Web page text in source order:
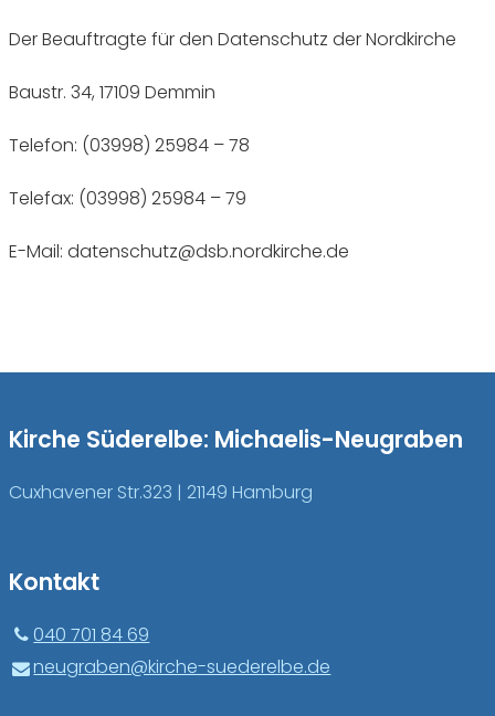
Der Beauftragte für den Datenschutz der Nordkirche
Baustr. 34, 17109 Demmin
Telefon: (03998) 25984 – 78
Telefax: (03998) 25984 – 79
E-Mail: datenschutz@dsb.nordkirche.de
Kirche Süderelbe: Michaelis-Neugraben
Cuxhavener Str.323 | 21149 Hamburg
Kontakt
040 701 84 69
neugraben@​kirche-suederelbe.​de